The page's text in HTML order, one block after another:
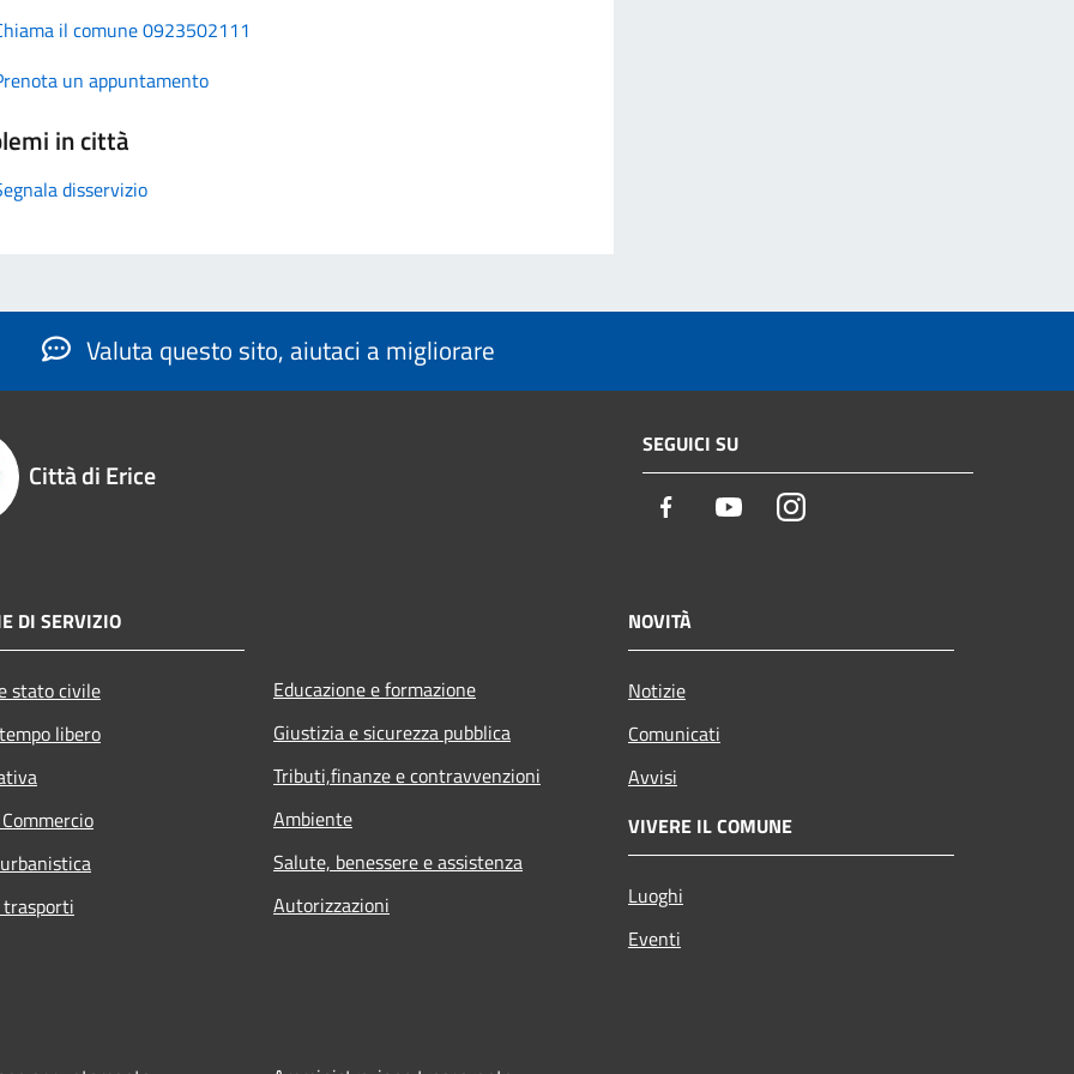
il comune 0923502111
un appuntamento
in città
disservizio
Valuta questo sito, aiutaci a migliorare
Città di Erice
SEGUICI SU
Facebook YoutubeInstagram
DI SERVIZIO
stato civile
libero
Educazione e formazione
Giustizia e sicurezza pubblica
Tributi,finanze e contravvenzioni
Ambiente
Salute, benessere e assistenza
Autorizzazioni
NOVITÀ
Notizie
Comunicati
Avvisi
VIVERE IL COMUNE
Luoghi
Eventi